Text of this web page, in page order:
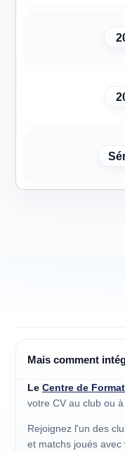
Mais comment
Le Centre de
votre CV au club ou
Rejoignez l'un des
et matchs joués avec